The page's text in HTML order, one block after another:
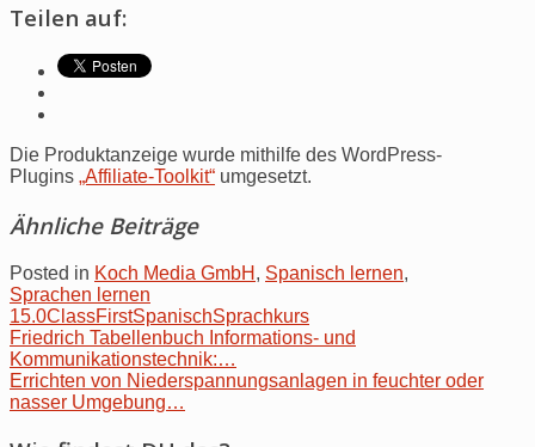
Teilen auf:
Die Produktanzeige wurde mithilfe des WordPress-
Plugins „Affiliate-Toolkit“ umgesetzt.
Ähnliche Beiträge
Posted in Koch Media GmbH , Spanisch lernen,
Sprachen lernen
15.0ClassFirstSpanischSprachkurs
Post
navigation
Friedrich Tabellenbuch Informations- und
Kommunikationstechnik:…
Errichten von Niederspannungsanlagen in feuchter oder
nasser Umgebung…